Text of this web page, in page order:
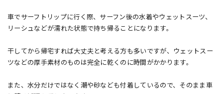
車でサーフトリップに行く際、サーフン後の水着やウェットスーツ、
リーシュなどが濡れた状態で持ち帰ることになります。
干してから帰宅すれば大丈夫と考える方も多いですが、ウェットスー
ツなどの厚手素材のものは完全に乾くのに時間がかかります。
また、水分だけではなく潮や砂なども付着しているので、そのまま車